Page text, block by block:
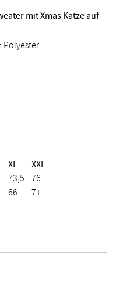
mit Xmas Katze auf
Polyester
XL
XXL
73,5
76
66 71